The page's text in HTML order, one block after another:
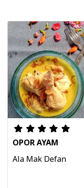
OPOR AYAM
Ala Mak Defan